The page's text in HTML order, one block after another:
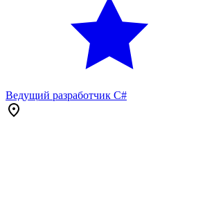
Ведущий разработчик C#